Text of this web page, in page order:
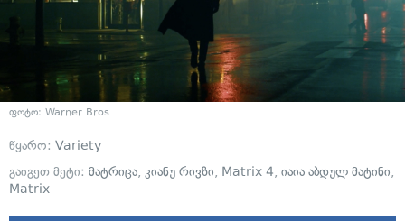
ფოტო: Warner Bros.
წყარო: Variety
გაიგეთ მეტი: მატრიცა, კიანუ რივზი, Matrix 4, იაია აბდულ მატინი,
Matrix